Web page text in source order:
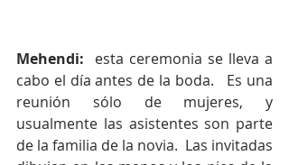
Mehendi:
esta ceremonia se lleva a
cabo el día antes de la boda.   Es una
reunión sólo de mujeres, y
usualmente las asistentes son parte
de la familia de la novia.  Las invitadas